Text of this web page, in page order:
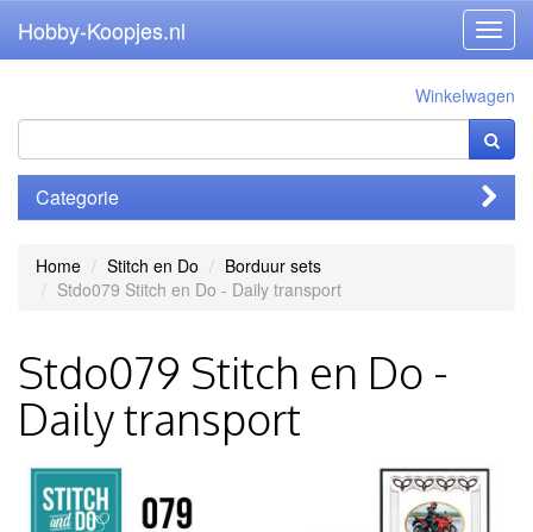
Hobby-Koopjes.nl
Winkelwagen
Categorie
Home Stitch en Do
Borduur sets
Stdo079 Stitch en Do - Daily transport
Stdo079 Stitch en Do -
Daily transport